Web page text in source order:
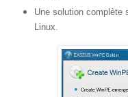
Une solution complète
Linux.